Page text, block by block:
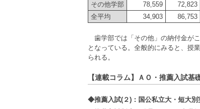
その他学部
78,559 72,823
全平均
34,903 86,753
歯学部では「その他」の納付金が
となっている。全般的にみると、授
られる。
【連載コラム】ＡＯ・推薦入試基
◆推薦入試(２)：国公私立大・短大